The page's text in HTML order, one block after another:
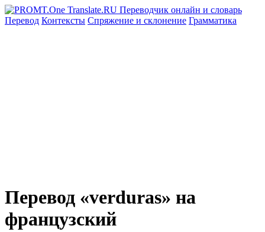
Перевод Контексты Спряжение и склонение Грамматика
Перевод «verduras» на
французский